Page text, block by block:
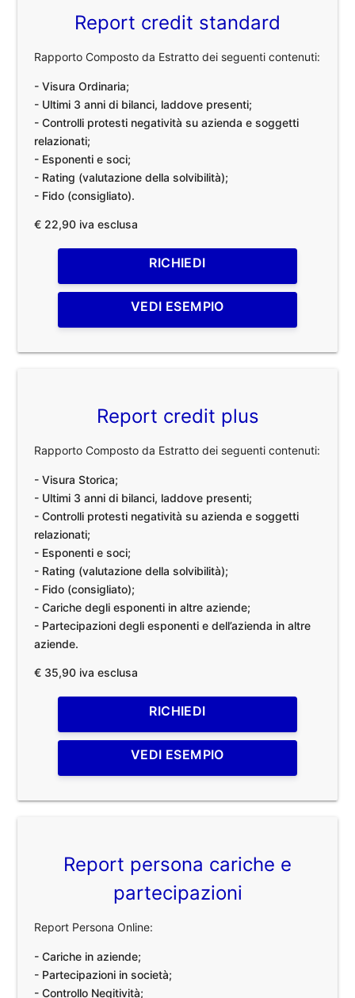
Report credit standard
Rapporto Composto da Estratto dei seguenti contenuti:
- Visura Ordinaria;
- Ultimi 3 anni di bilanci, laddove presenti;
- Controlli protesti negatività su azienda e soggetti
relazionati;
- Esponenti e soci;
- Rating (valutazione della solvibilità);
- Fido (consigliato).
€ 22,90 iva esclusa
RICHIEDI
VEDI ESEMPIO
Report credit plus
Rapporto Composto da Estratto dei seguenti contenuti:
- Visura Storica;
- Ultimi 3 anni di bilanci, laddove presenti;
- Controlli protesti negatività su azienda e soggetti
relazionati;
- Esponenti e soci;
- Rating (valutazione della solvibilità);
- Fido (consigliato);
- Cariche degli esponenti in altre aziende;
- Partecipazioni degli esponenti e dell’azienda in altre
aziende.
€ 35,90 iva esclusa
RICHIEDI
VEDI ESEMPIO
Report persona cariche e
partecipazioni
Report Persona Online:
- Cariche in aziende;
- Partecipazioni in società;
- Controllo Negitività;